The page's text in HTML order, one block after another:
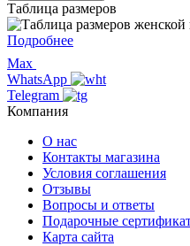
Таблица размеров
Подробнее
Max
WhatsApp
Telegram
Компания
О нас
Контакты магазина
Условия соглашения
Отзывы
Вопросы и ответы
Подарочные
Карта сайта